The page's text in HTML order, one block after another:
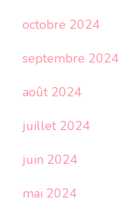
octobre 2024
septembre 2024
août 2024
juillet 2024
juin 2024
mai 2024